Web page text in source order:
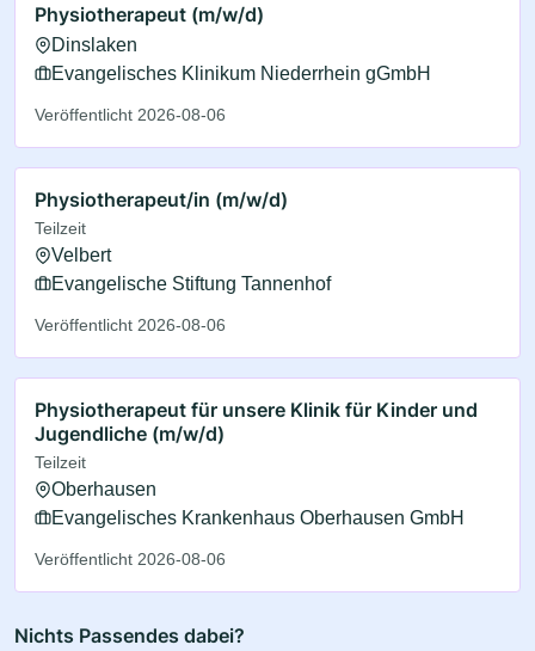
Physiotherapeut (m/w/d)
Dinslaken
Evangelisches Klinikum Niederrhein gGmbH
Veröffentlicht 2026-08-06
Physiotherapeut/in (m/w/d)
Teilzeit
Velbert
Evangelische Stiftung Tannenhof
Veröffentlicht 2026-08-06
Physiotherapeut für unsere Klinik für Kinder und
Jugendliche (m/w/d)
Teilzeit
Oberhausen
Evangelisches Krankenhaus Oberhausen GmbH
Veröffentlicht 2026-08-06
Nichts Passendes dabei?